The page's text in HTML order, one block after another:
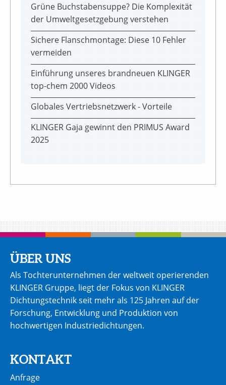
Grüne Buchstabensuppe? Die Komplexität
der Umweltgesetzgebung verstehen
Sichere Flanschmontage: Diese 10 Fehler
vermeiden
Einführung unseres brandneuen KLINGER
top-chem 2000 Videos
Globales Vertriebsnetzwerk - Vorteile
KLINGER Gaja gewinnt den PRIMUS Award
2025
ÜBER UNS
Als Tochterunternehmen der weltweit operierenden
KLINGER Gruppe, liegt der Fokus von KLINGER
Dichtungstechnik seit mehr als 125 Jahren auf der
Forschung, Entwicklung und Produktion von
hochwertigen Industriedichtungen.
KONTAKT
Anfrage